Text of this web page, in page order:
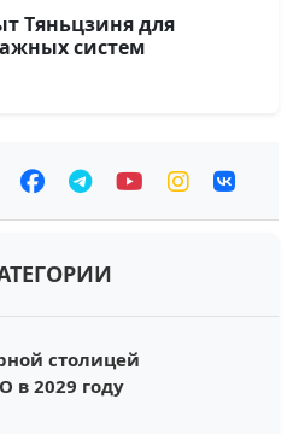
Тяньцзиня для
систем
столицей
в 2029 году